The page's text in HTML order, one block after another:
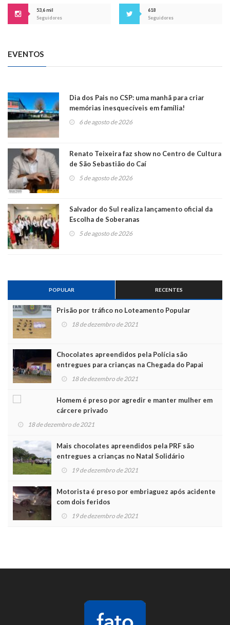
53,6 mil
Seguidores
618
Seguidores
EVENTOS
Dia dos Pais no CSP: uma manhã para criar
memórias inesquecíveis em família!
6 de agosto de 2026
Renato Teixeira faz show no Centro de Cultura
de São Sebastião do Caí
5 de agosto de 2026
Salvador do Sul realiza lançamento oficial da
Escolha de Soberanas
5 de agosto de 2026
POPULAR RECENTES
Prisão por tráfico no Loteamento Popular
18 de dezembro de 2021
Chocolates apreendidos pela Polícia são
entregues para crianças na Chegada do Papai
Noel 18 de dezembro de 2021
Homem é preso por agredir e manter mulher em
cárcere privado
18 de dezembro de 2021
Mais chocolates apreendidos pela PRF são
entregues a crianças no Natal Solidário
19 de dezembro de 2021
Motorista é preso por embriaguez após acidente
com dois feridos
19 de dezembro de 2021